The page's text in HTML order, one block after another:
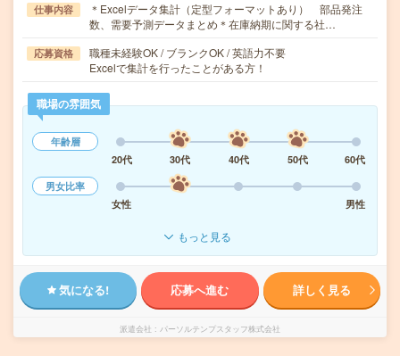
仕事内容
＊Excelデータ集計（定型フォーマットあり） 部品発注
数、需要予測データまとめ＊在庫納期に関する社…
応募資格
職種未経験OK / ブランクOK / 英語力不要
Excelで集計を行ったことがある方！
職場の雰囲気
年齢層
20代
30代 40代 50代
60代
男女比率
女性
男性
もっと見る
気になる! 応募へ進む 詳しく見る
派遣会社 パーソルテンプスタッフ株式会社